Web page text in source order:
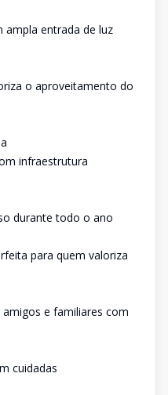
ampla entrada de luz
o aproveitamento do
infraestrutura
durante todo o ano
para quem valoriza
e familiares com
cuidadas